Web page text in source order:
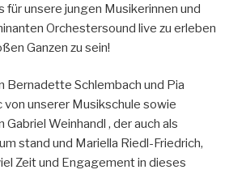
für unsere jungen Musikerinnen und
Orchestersound live zu erleben
Ganzen zu sein!
Bernadette Schlembach und Pia
von unserer Musikschule sowie
Gabriel Weinhandl , der auch als
stand und Mariella Riedl-Friedrich,
Zeit und Engagement in dieses